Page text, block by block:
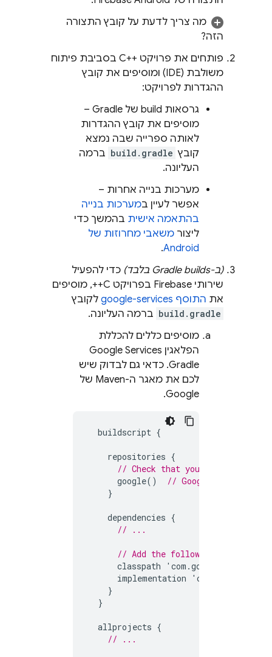
מה צריך לדעת על קובץ התצורה
הזה?
פותחים את פרויקט C++‎ בסביבת פיתוח
משולבת (IDE) ומוסיפים את קובץ
ההגדרות לפרויקט:
גרסאות build של Gradle –
מוסיפים את קובץ ההגדרות
לאותה ספרייה שבה נמצא
קובץ build.gradle ברמה
העליונה.
מערכות בנייה אחרות –
אפשר לעיין במערכות בנייה
בהתאמה אישית בהמשך כדי
ליצור משאבי מחרוזות של
Android
.
(ב-Gradle builds בלבד)
כדי להפעיל
שירותי Firebase בפרויקט C++, מוסיפים
את התוסף google-services לקובץ
build.gradle ברמה העליונה.
מוסיפים כללים להכללת
הפלאגין Google Services
Gradle. כדאי גם לבדוק שיש
לכם את מאגר ה-Maven של
Google.
buildscript {
repositories {
// Check that you have the
google()
// Google's Maven
}
dependencies {
// ...
// Add the following lines:
classpath
' com .google
implementation
' com
}
}
allprojects {
// ...